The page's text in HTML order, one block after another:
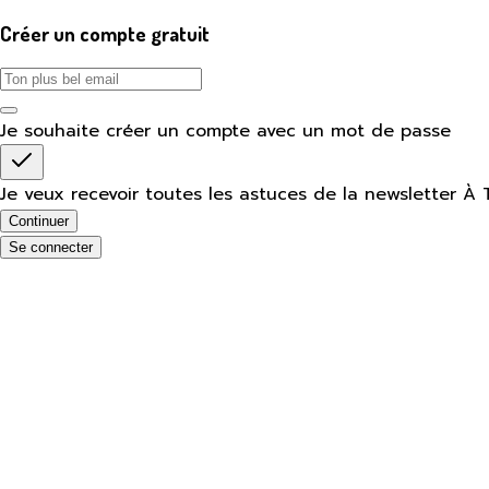
Créer un compte gratuit
Je souhaite créer un compte avec un mot de passe
Je veux recevoir toutes les astuces de la newsletter À
Continuer
Se connecter